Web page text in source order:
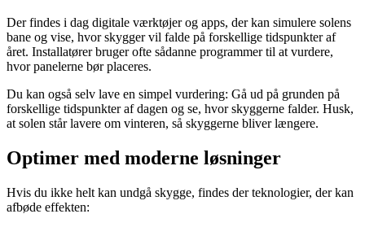
Der findes i dag digitale værktøjer og apps, der kan simulere solens
bane og vise, hvor skygger vil falde på forskellige tidspunkter af
året. Installatører bruger ofte sådanne programmer til at vurdere,
hvor panelerne bør placeres.
Du kan også selv lave en simpel vurdering: Gå ud på grunden på
forskellige tidspunkter af dagen og se, hvor skyggerne falder. Husk,
at solen står lavere om vinteren, så skyggerne bliver længere.
Optimer med moderne løsninger
Hvis du ikke helt kan undgå skygge, findes der teknologier, der kan
afbøde effekten: